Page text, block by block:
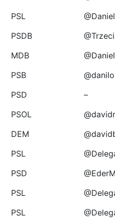
PSL
PSDB
MDB
PSB
PSD
–
PSOL
DEM
PSL
PSD
PSL
PSL